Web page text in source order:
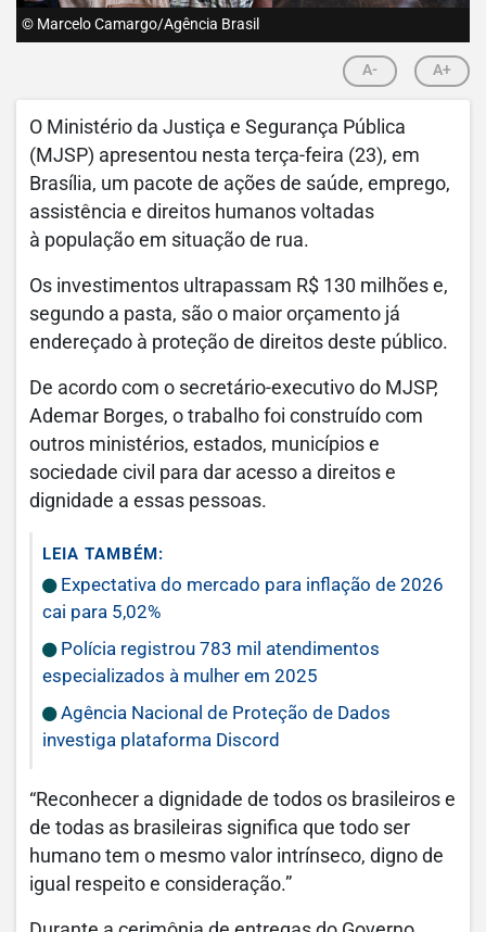
© Marcelo Camargo/Agência Brasil
A- A+
O Ministério da Justiça e Segurança Pública
(MJSP) apresentou nesta terça-feira (23), em
Brasília, um pacote de ações de saúde, emprego,
assistência e direitos humanos voltadas
à população em situação de rua.
Os investimentos ultrapassam R$ 130 milhões e,
segundo a pasta, são o maior orçamento já
endereçado à proteção de direitos deste público.
De acordo com o secretário-executivo do MJSP,
Ademar Borges, o trabalho foi construído com
outros ministérios, estados, municípios e
sociedade civil para dar acesso a direitos e
dignidade a essas pessoas.
LEIA TAMBÉM:
Expectativa do mercado para inflação de 2026
cai para 5,02%
Polícia registrou 783 mil atendimentos
especializados à mulher em 2025
Agência Nacional de Proteção de Dados
investiga plataforma Discord
“Reconhecer a dignidade de todos os brasileiros e
de todas as brasileiras significa que todo ser
humano tem o mesmo valor intrínseco, digno de
igual respeito e consideração.”